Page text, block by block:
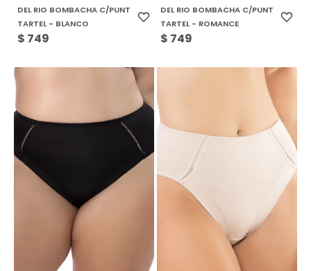
DEL RIO BOMBACHA C/PUNT
TARTEL - BLANCO
$ 749
DEL RIO BOMBACHA C/PUNT
TARTEL - ROMANCE
$ 749